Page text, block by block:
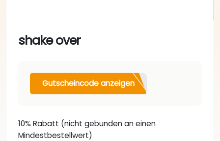
shake over
Gutscheincode anzeigen
10% Rabatt (nicht gebunden an einen
Mindestbestellwert)